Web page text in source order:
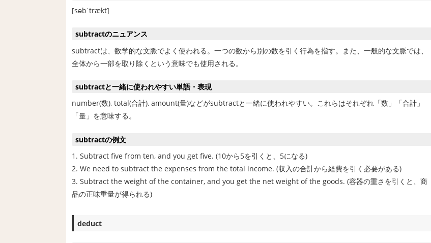
[səbˈtrækt]
subtractのニュアンス
subtractは、数学的な文脈でよく使われる。一つの数から別の数を引く行為を指す。また、一般的な文脈では、
全体から一部を取り除くという意味でも使用される。
subtractと一緒に使われやすい単語・表現
number(数), total(合計), amount(量)などがsubtractと一緒に使われやすい。これらはそれぞれ「数」「合計」
「量」を意味する。
subtractの例文
1. Subtract five from ten, and you get five. (10から5を引くと、5になる)
2. We need to subtract the expenses from the total income. (収入の合計から経費を引く必要がある)
3. Subtract the weight of the container, and you get the net weight of the goods. (容器の重さを引くと、商
品の正味重量が得られる)
deduct